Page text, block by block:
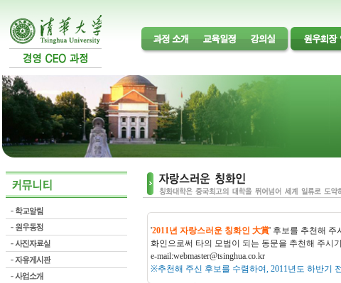
'2011년 자랑스러운 칭화인 大賞' 후보를 추천해 주
화인으로써 타의 모범이 되는 동문을 추천해 주시
e-mail:webmaster@tsinghua.co.kr
※추천해 주신 후보를 수렴하여, 2011년도 하반기